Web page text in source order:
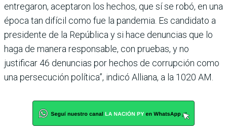
entregaron, aceptaron los hechos, que sí se robó, en una
época tan difí­cil como fue la pandemia. Es candidato a
presidente de la República y si hace denun­cias que lo
haga de manera responsable, con pruebas, y no
justificar 46 denuncias por hechos de corrupción como
una persecución política”, indicó Alliana, a la 1020 AM.